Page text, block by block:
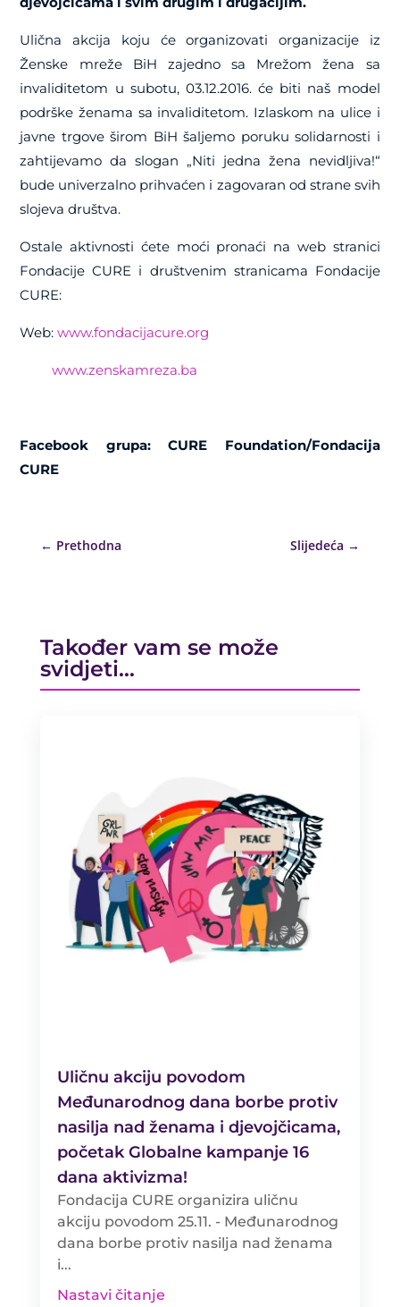
Ulična akcija koju će organizovati organizacije iz
Ženske mreže BiH zajedno sa Mrežom žena sa
invaliditetom u subotu, 03.12.2016. će biti naš model
podrške ženama sa invaliditetom. Izlaskom na ulice i
javne trgove širom BiH šaljemo poruku solidarnosti i
zahtijevamo da slogan „Niti jedna žena nevidljiva!“
bude univerzalno prihvaćen i zagovaran od strane svih
slojeva društva.
Ostale aktivnosti ćete moći pronaći na web stranici
Fondacije CURE i društvenim stranicama Fondacije
CURE:
Web:www.fondacijacure.org
www.zenskamreza.ba
Facebook grupa: CURE Foundation/Fondacija
CURE
← Prethodna Slijedeća →
Također vam se može
svidjeti…
Uličnu akciju povodom
Međunarodnog dana borbe protiv
nasilja nad ženama i djevojčicama,
početak Globalne kampanje 16
dana aktivizma!
Fondacija CURE organizira uličnu
akciju povodom 25.11. - Međunarodnog
dana borbe protiv nasilja nad ženama
i...
Nastavi čitanje